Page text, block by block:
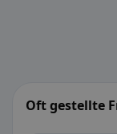
Oft gestellte